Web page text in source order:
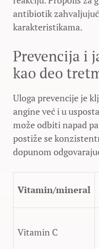
antibiotik
karakteristikama.
Prevencija i
kao deo
Uloga prevencije je
angine već i u
može odbiti napad
postiže se
dopunom
Vitamin/mineral
Vitamin C